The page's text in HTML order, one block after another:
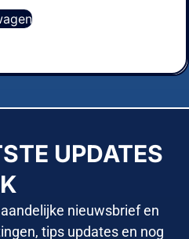
UPDATES
nieuwsbrief en
tips updates en nog